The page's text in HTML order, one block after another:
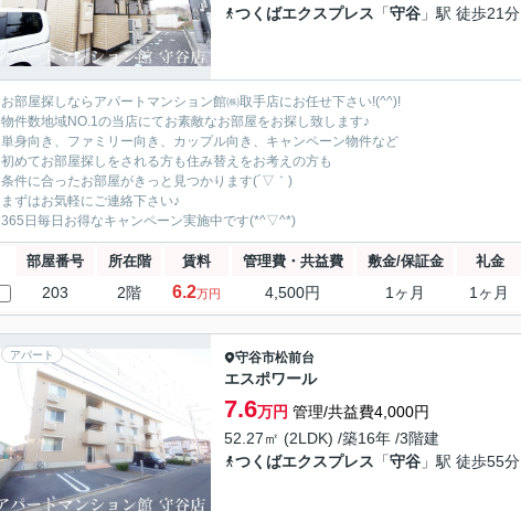
つくばエクスプレス 「守谷 」駅 徒歩21分
お部屋探しならアパートマンション館㈱取手店にお任せ下さい!(^^)!
物件数地域NO.1の当店にてお素敵なお部屋をお探し致します♪
単身向き、ファミリー向き、カップル向き、キャンペーン物件など
初めてお部屋探しをされる方も住み替えをお考えの方も
条件に合ったお部屋がきっと見つかります(´▽｀)
まずはお気軽にご連絡下さい♪
365日毎日お得なキャンペーン実施中です(*^▽^*)
部屋番号 所在階 賃料 管理費・共益費 敷金/保証金 礼金
203 2階 6.2万円 4,500円 1ヶ月 1ヶ月
アパート 守谷市松前台
エスポワール
7.6万円 管理/共益費4,000円
52.27㎡ (2LDK) /築16年 /3階建
つくばエクスプレス 「守谷 」駅 徒歩55分